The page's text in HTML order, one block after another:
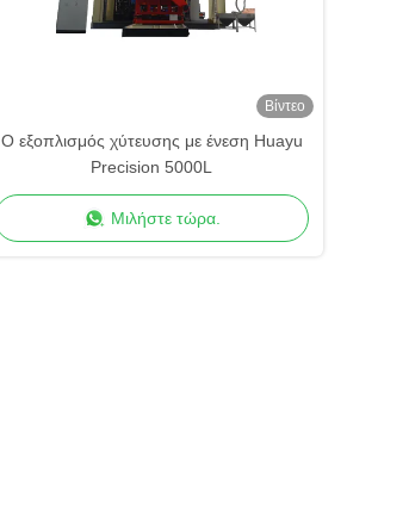
Βίντεο
Ο εξοπλισμός χύτευσης με ένεση Huayu
Precision 5000L
Μιλήστε τώρα.